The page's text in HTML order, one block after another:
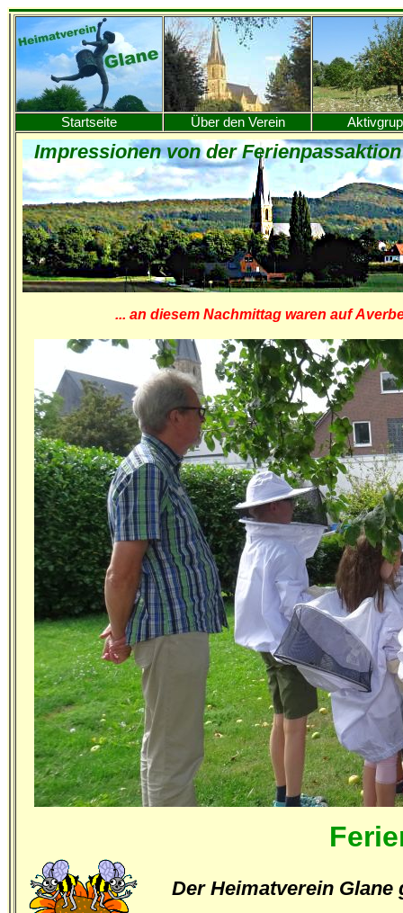
Startseite Über den Verein
Impressionen von der
... an diesem Nachmittag waren auf
Der Heimatverein